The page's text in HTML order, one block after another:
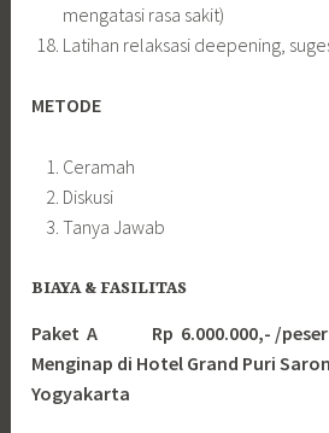
mengatasi rasa sakit)
Latihan relaksasi deepening,
METODE
Ceramah
Diskusi
Tanya Jawab
BIAYA & FASILITAS
Paket A Rp 6.000.000,- /
Menginap di Hotel Grand Puri
Yogyakarta